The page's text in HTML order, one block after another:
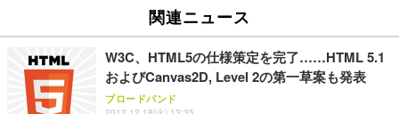
関連ニュース
W3C、HTML5の仕様策定を完了……HTML 5.1
およびCanvas2D, Level 2の第一草案も発表
ブロードバンド